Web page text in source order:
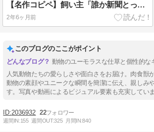
【名作コピペ】飼い主「誰か新聞とってきてー」←犬種別でお答えしますwwww
2年6ヶ月前
このブログのここがポイント
動物のユーモラスな仕草と個性的な
人気動物たちの愛らしさや面白さをお届け。肉食獣
動物の素顔やユニークな瞬間を簡潔に伝え、親しみ
す。写真や動画によるビジュアル要素も充実していま
2036932 22
週間IN:155 週間OUT:325 月間IN:840